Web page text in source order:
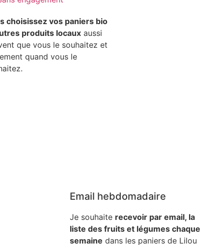
choisissez vos paniers bio
produits locaux aussi
que vous le souhaitez et
quand vous le
Email hebdomadaire
Je souhaite recevoir par email, la
liste des fruits et légumes chaque
semaine dans les paniers de Lilou